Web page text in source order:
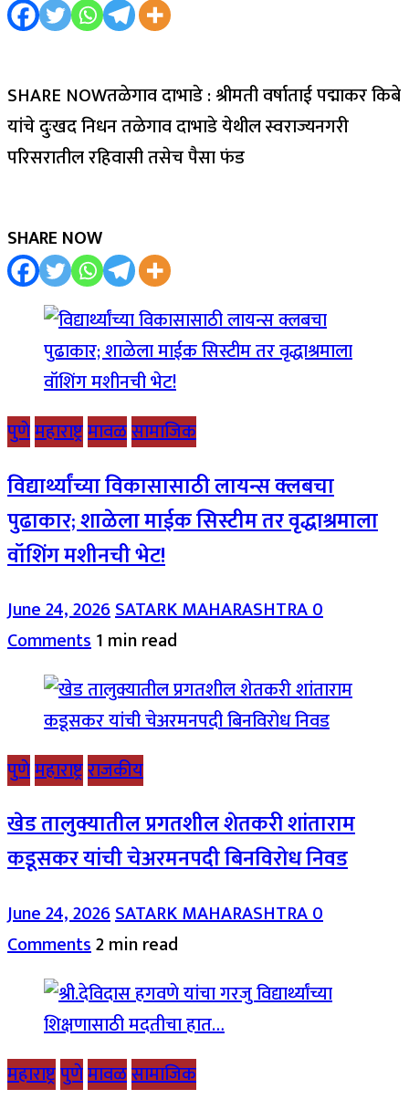
SHARE NOWतळेगाव दाभाडे : श्रीमती वर्षाताई पद्माकर किबे
यांचे दुःखद निधन तळेगाव दाभाडे येथील स्वराज्यनगरी
परिसरातील रहिवासी तसेच पैसा फंड
SHARE NOW
पुणेमहाराष्ट्रमावळसामाजिक
विद्यार्थ्यांच्या विकासासाठी लायन्स क्लबचा
पुढाकार; शाळेला माईक सिस्टीम तर वृद्धाश्रमाला
वॉशिंग मशीनची भेट!
June 24, 2026SATARK MAHARASHTRA0
Comments1 min read
पुणेमहाराष्ट्रराजकीय
खेड तालुक्यातील प्रगतशील शेतकरी शांताराम
कडूसकर यांची चेअरमनपदी बिनविरोध निवड
June 24, 2026SATARK MAHARASHTRA0
Comments2 min read
महाराष्ट्रपुणेमावळसामाजिक